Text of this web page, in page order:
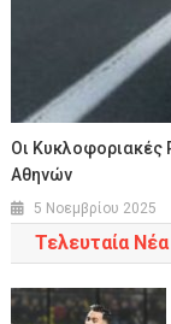
Oι Κυκλοφοριακές
Αθηνών
5 Νοεμβρίου 2025
Τελευταία Νέα